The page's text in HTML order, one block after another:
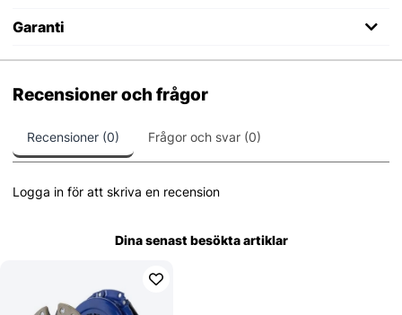
Garanti
Recensioner och frågor
Recensioner (0) Frågor och svar (0)
Logga in för att skriva en recension
Dina senast besökta artiklar